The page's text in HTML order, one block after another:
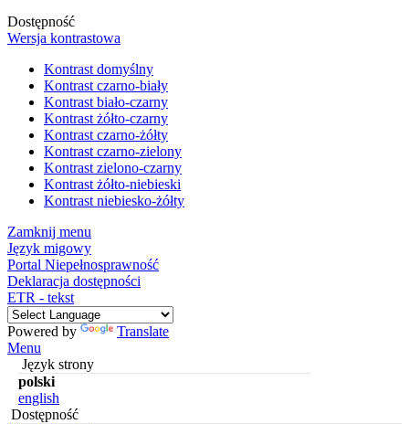
Dostępność
Wersja kontrastowa
Kontrast domyślny
Kontrast czarno-biały
Kontrast biało-czarny
Kontrast żółto-czarny
Kontrast czarno-żółty
Kontrast czarno-zielony
Kontrast zielono-czarny
Kontrast żółto-niebieski
Kontrast niebiesko-żółty
Zamknij menu
Język migowy
Portal Niepełnosprawność
Deklaracja dostępności
ETR - tekst
Powered by
Translate
Menu
Język strony
polski
english
Dostępność